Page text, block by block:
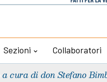
Sezioni Collaboratori
a cura di don Stefano